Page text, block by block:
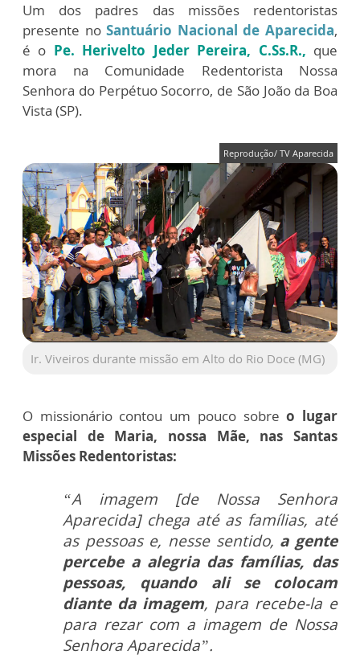
Um dos padres das missões redentoristas
presente noSantuário Nacional de Aparecida,
é o Pe. Herivelto Jeder Pereira, C.Ss.R., que
mora na Comunidade Redentorista Nossa
Senhora do Perpétuo Socorro, de São João da Boa
Vista (SP).
Reprodução/ TV Aparecida
Ir. Viveiros durante missão em Alto do Rio Doce (MG)
O missionário contou um pouco sobreo lugar
especial de Maria, nossa Mãe, nas Santas
Missões Redentoristas:
“A imagem [de Nossa Senhora
Aparecida] chega até as famílias, até
as pessoas e, nesse sentido, a gente
percebe a alegria das famílias, das
pessoas, quando ali se colocam
diante da imagem, para recebe-la e
para rezar com a imagem de Nossa
Senhora Aparecida”.